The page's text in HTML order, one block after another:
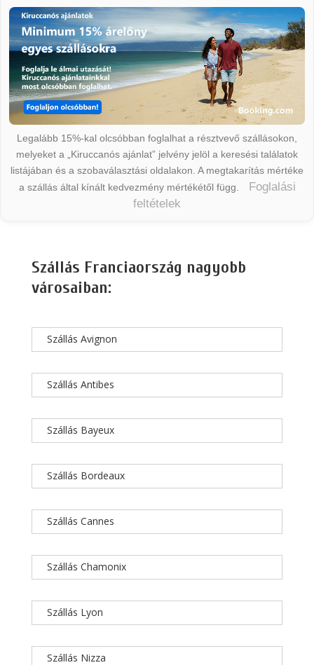
Legalább 15%-kal olcsóbban foglalhat a résztvevő szállásokon,
melyeket a „Kiruccanós ajánlat” jelvény jelöl a keresési találatok
listájában és a szobaválasztási oldalakon. A megtakarítás mértéke
a szállás által kínált kedvezmény mértékétől függ.
Foglalási
feltételek
Szállás Franciaország nagyobb
városaiban:
Szállás Avignon
Szállás Antibes
Szállás Bayeux
Szállás Bordeaux
Szállás Cannes
Szállás Chamonix
Szállás Lyon
Szállás Nizza